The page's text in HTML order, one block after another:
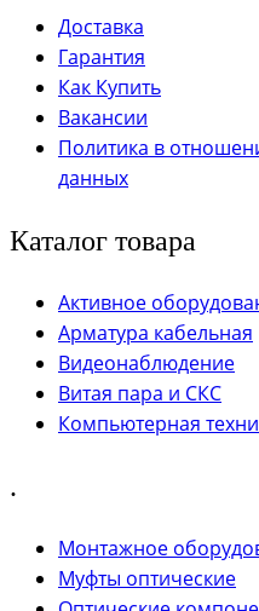
Доставка
Гарантия
Как Купить
Вакансии
Политика в
данных
Каталог товара
Активное
Арматура кабельная
Видеонаблюдение
Витая пара и СКС
Компьютерная
.
Монтажное
Муфты оптические